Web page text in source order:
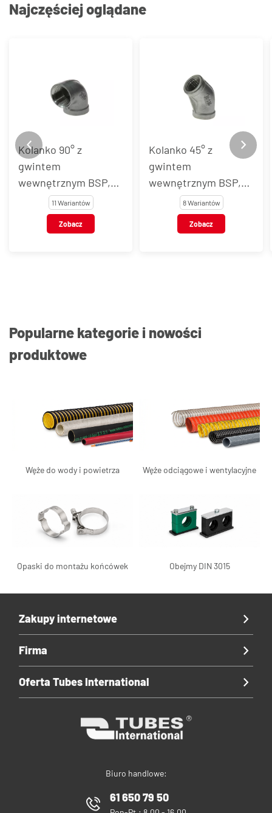
Najczęściej oglądane
Kolanko 90° z
gwintem
wewnętrznym BSP,
stal nierdzewna, typ
11 Wariantów
Zobacz
Kolanko 45° z
gwintem
wewnętrznym BSP,
stal nierdzewna, typ
8 Wariantów
Zobacz
Popularne kategorie i nowości
produktowe
Węże do wody i powietrza Węże odciągowe i wentylacyjne
Opaski do montażu końcówek Obejmy DIN 3015
Biuro handlowe:
61 650 79 50
Zakupy internetowe
Firma
Oferta Tubes International